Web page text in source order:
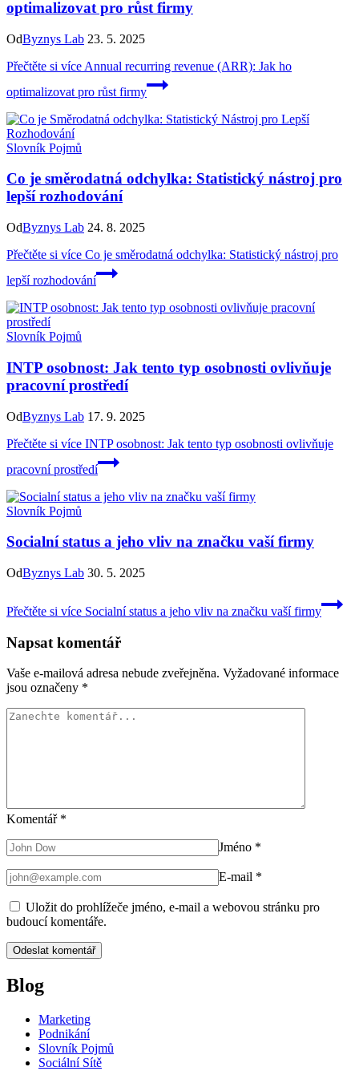
optimalizovat pro růst firmy
OdByznys Lab 23. 5. 2025
Přečtěte si více Annual recurring revenue (ARR): Jak ho
optimalizovat pro růst firmy
Slovník Pojmů
Co je směrodatná odchylka: Statistický nástroj pro
lepší rozhodování
OdByznys Lab 24. 8. 2025
Přečtěte si více Co je směrodatná odchylka: Statistický nástroj pro
lepší rozhodování
Slovník Pojmů
INTP osobnost: Jak tento typ osobnosti ovlivňuje
pracovní prostředí
OdByznys Lab 17. 9. 2025
Přečtěte si více INTP osobnost: Jak tento typ osobnosti ovlivňuje
pracovní prostředí
Slovník Pojmů
Socialní status a jeho vliv na značku vaší firmy
OdByznys Lab 30. 5. 2025
Přečtěte si více Socialní status a jeho vliv na značku vaší firmy
Napsat komentář
Vaše e-mailová adresa nebude zveřejněna. Vyžadované informace
jsou označeny *
Komentář *
Jméno *
E-mail *
Uložit do prohlížeče jméno, e-mail a webovou stránku pro
budoucí komentáře.
Blog
Marketing
Podnikání
Slovník Pojmů
Sociální Sítě